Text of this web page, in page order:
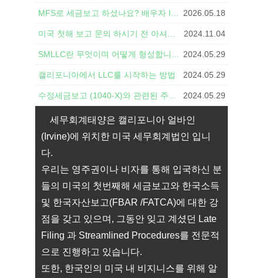
2026.05.18
2024.11.04
2024.05.29
캘리포니아에서 LLC를 시작하는 방법 2024.05.29
2024.05.29
세무회계태양은 캘리포니아 얼바인
(Irvine)에 위치한 미국 세무회계법인 입니
다.
우리는 영주권이나 비자를 통해 입국하신 분
들의 미국의 첫번째해 세금보고와 한국소득
및 한국자산보고(FBAR /FATCA)에 대한 강
점을 갖고 있으며, 그동안 잊고 계셨던 Late
Filing 과 Streamlined Procedures를 전문적
으로 진행하고 있습니다.
또한, 한국인의 미국 내 비지니스를 위해 알